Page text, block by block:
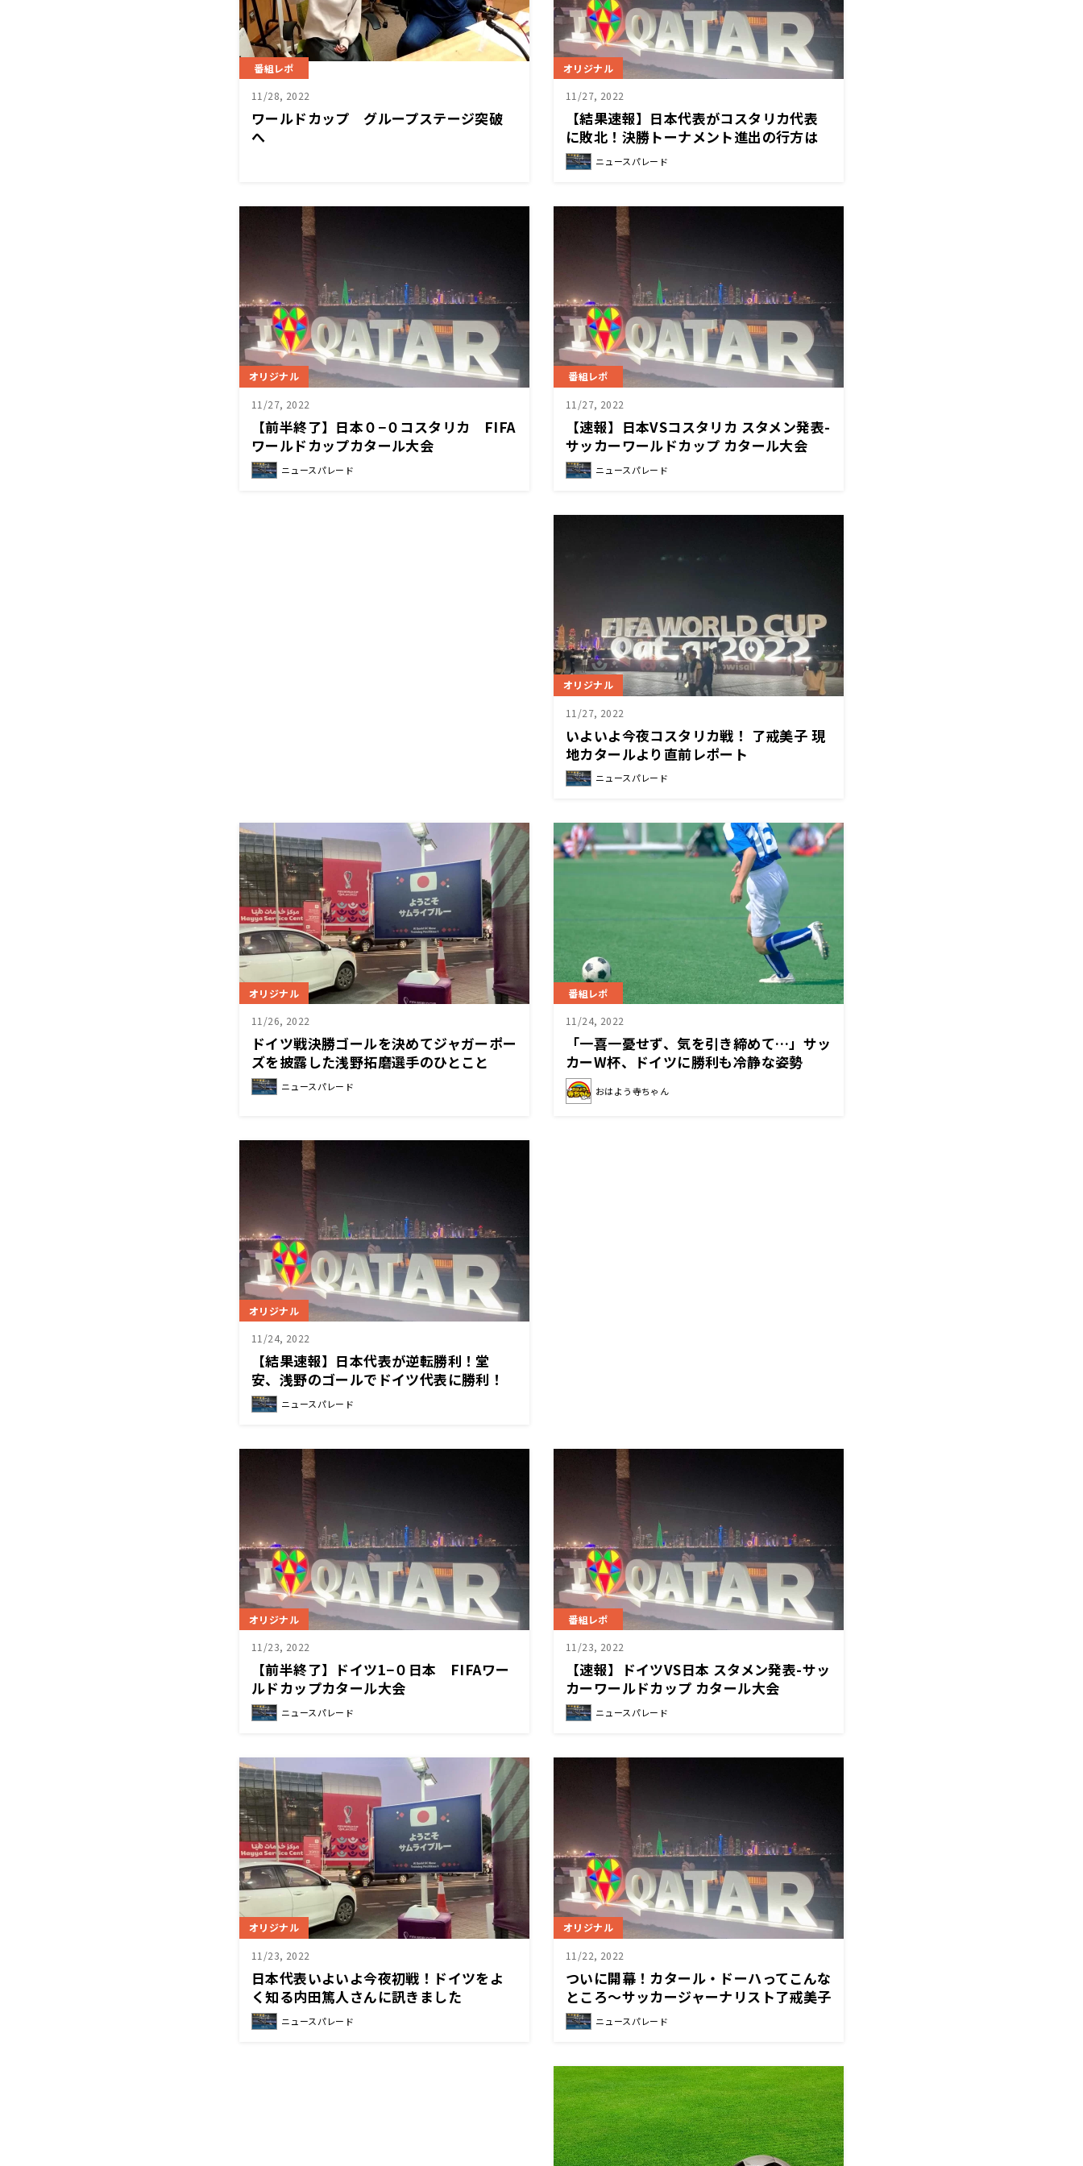
番組レポ
11/28, 2022
ワールドカップ グループステージ突破
へ
オリジナル
11/27, 2022
【結果速報】日本代表がコスタリカ代表
に敗北！決勝トーナメント進出の行方は
スペイン戦へ！
ニュースパレード
オリジナル
11/27, 2022
【前半終了】日本０−０コスタリカ FIFA
ワールドカップカタール大会
ニュースパレード
番組レポ
11/27, 2022
【速報】日本VSコスタリカ スタメン発表-
サッカーワールドカップ カタール大会
ニュースパレード
オリジナル
11/27, 2022
いよいよ今夜コスタリカ戦！ 了戒美子 現
地カタールより直前レポート
ニュースパレード
オリジナル
11/26, 2022
ドイツ戦決勝ゴールを決めてジャガーポー
ズを披露した浅野拓磨選手のひとこと
ニュースパレード
番組レポ
11/24, 2022
「一喜一憂せず、気を引き締めて…」サッ
カーW杯、ドイツに勝利も冷静な姿勢
おはよう寺ちゃん
オリジナル
11/24, 2022
【結果速報】日本代表が逆転勝利！堂
安、浅野のゴールでドイツ代表に勝利！
ニュースパレード
オリジナル
11/23, 2022
【前半終了】ドイツ1−０日本 FIFAワー
ルドカップカタール大会
ニュースパレード
番組レポ
11/23, 2022
【速報】ドイツVS日本 スタメン発表-サッ
カーワールドカップ カタール大会
ニュースパレード
オリジナル
11/23, 2022
日本代表いよいよ今夜初戦！ドイツをよ
く知る内田篤人さんに訊きました
ニュースパレード
オリジナル
11/22, 2022
ついに開幕！カタール・ドーハってこんな
ところ～サッカージャーナリスト了戒美子
現地レポニュースパレード